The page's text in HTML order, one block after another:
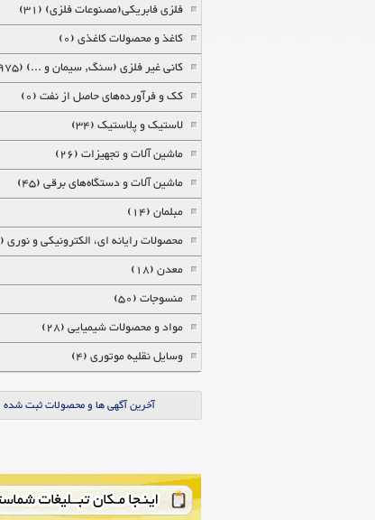
فلزی فابریکی(مصنوعات فلزی) (31)
کاغذ و محصولات کاغذی (0)
کانی غیر فلزی (سنگ, سیمان و ...) (975)
کک و فرآورده‌های حاصل از نفت (0)
لاستیک و پلاستیک (34)
ماشین آلات و تجهیزات (26)
ماشین آلات و دستگاه‌های برقی (45)
مبلمان (14)
محصولات رایانه ای، الکترونیکی و نوری (3)
معدن (18)
منسوجات (50)
مواد و محصولات شیمیایی (28)
وسایل نقلیه موتوری (4)
آخرین آگهی ها و محصولات ثبت شده